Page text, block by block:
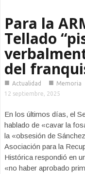
Para la
Tellado
del
■ Actualidad ■ Memoria
12 septiembre, 2025
En los últimos días, el
hablado de «cavar la
la «obsesión de
Asociación para la
Histórica respondió en
«no haber aprobado